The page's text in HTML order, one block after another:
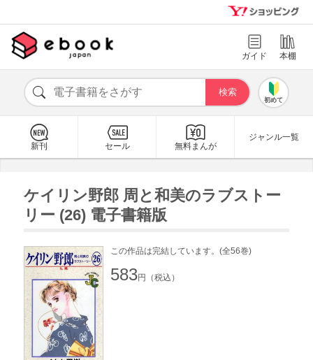
ガイド 本棚
初めて
新刊 セール 無料まんが
ジャンル一覧
ケイリン野郎 周と和美のラブストー
リー (26) 電子書籍版
この作品は完結しています。(全56巻)
583円（税込）